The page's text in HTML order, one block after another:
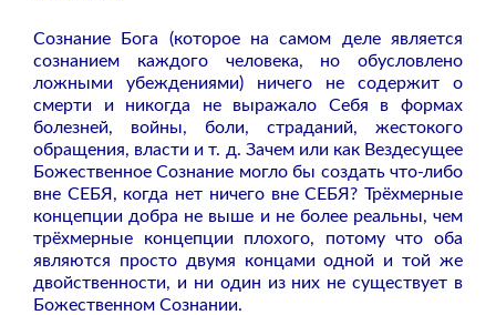
Сознание Бога (которое на самом деле является
сознанием каждого человека, но обусловлено
ложными убеждениями) ничего не содержит о
смерти и никогда не выражало Себя в формах
болезней, войны, боли, страданий, жестокого
обращения, власти и т. д. Зачем или как Вездесущее
Божественное Сознание могло бы создать что-либо
вне СЕБЯ, когда нет ничего вне СЕБЯ? Трёхмерные
концепции добра не выше и не более реальны, чем
трёхмерные концепции плохого, потому что оба
являются просто двумя концами одной и той же
двойственности, и ни один из них не существует в
Божественном Сознании.